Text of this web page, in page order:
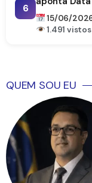
6
15/06/
1.491 vistos
QUEM SOU EU